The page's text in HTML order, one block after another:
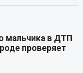
мальчика в ДТП
проверяет